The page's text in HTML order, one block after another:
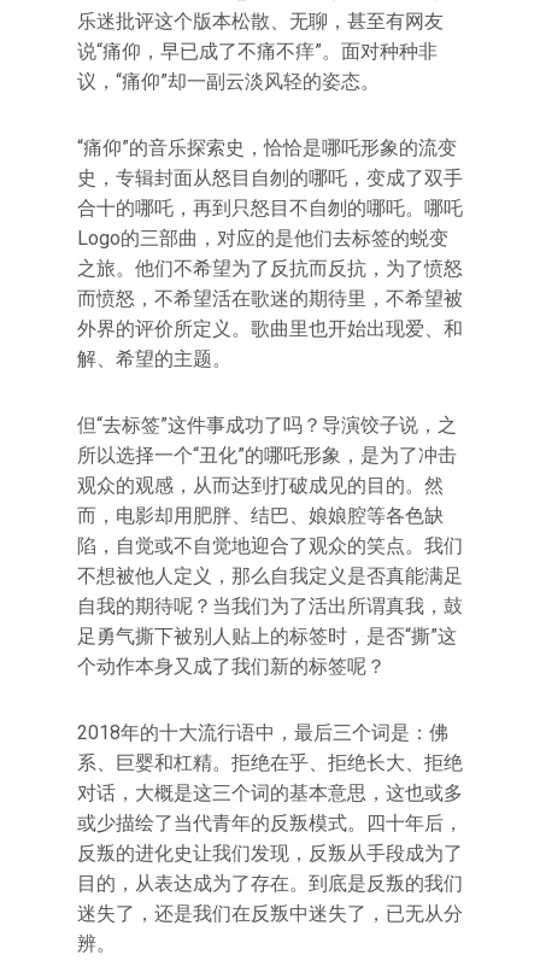
乐迷批评这个版本松散、无聊，甚至有网友
说“痛仰，早已成了不痛不痒”。面对种种非
议，“痛仰”却一副云淡风轻的姿态。
“痛仰”的音乐探索史，恰恰是哪吒形象的流变
史，专辑封面从怒目自刎的哪吒，变成了双手
合十的哪吒，再到只怒目不自刎的哪吒。哪吒
Logo的三部曲，对应的是他们去标签的蜕变
之旅。他们不希望为了反抗而反抗，为了愤怒
而愤怒，不希望活在歌迷的期待里，不希望被
外界的评价所定义。歌曲里也开始出现爱、和
解、希望的主题。
但“去标签”这件事成功了吗？导演饺子说，之
所以选择一个“丑化”的哪吒形象，是为了冲击
观众的观感，从而达到打破成见的目的。然
而，电影却用肥胖、结巴、娘娘腔等各色缺
陷，自觉或不自觉地迎合了观众的笑点。我们
不想被他人定义，那么自我定义是否真能满足
自我的期待呢？当我们为了活出所谓真我，鼓
足勇气撕下被别人贴上的标签时，是否“撕”这
个动作本身又成了我们新的标签呢？
2018年的十大流行语中，最后三个词是：佛
系、巨婴和杠精。拒绝在乎、拒绝长大、拒绝
对话，大概是这三个词的基本意思，这也或多
或少描绘了当代青年的反叛模式。四十年后，
反叛的进化史让我们发现，反叛从手段成为了
目的，从表达成为了存在。到底是反叛的我们
迷失了，还是我们在反叛中迷失了，已无从分
辨。